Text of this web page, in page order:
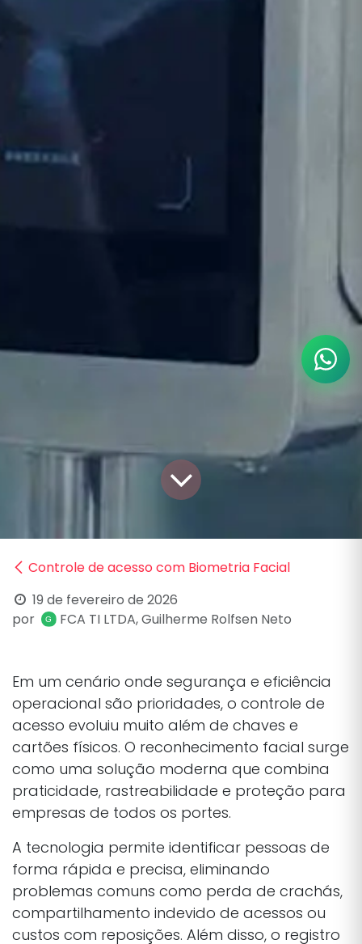
Controle de acesso com Biometria Facial
19 de fevereiro de 2026
por
FCA TI LTDA, Guilherme Rolfsen Neto
Em um cenário onde segurança e eficiência
operacional são prioridades, o controle de
acesso evoluiu muito além de chaves e
cartões físicos. O reconhecimento facial surge
como uma solução moderna que combina
praticidade, rastreabilidade e proteção para
empresas de todos os portes.
A tecnologia permite identificar pessoas de
forma rápida e precisa, eliminando
problemas comuns como perda de crachás,
compartilhamento indevido de acessos ou
custos com reposições. Além disso, o registro